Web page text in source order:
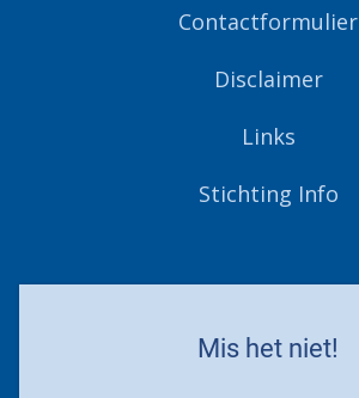
Contactformulier
Disclaimer
Links
Stichting Info
Mis het niet!